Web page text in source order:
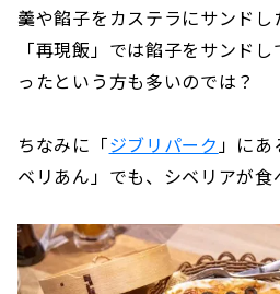
羹や餡子をカステラにサンドし
「再現飯」では餡子をサンド
ったという方も多いのでは？
ちなみに「ジブリパーク 」に
ベリあん」でも、シベリアが食